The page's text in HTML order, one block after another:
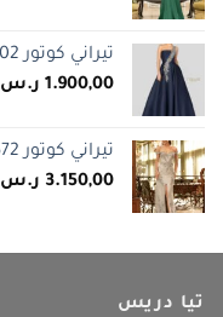
تيراني كوتور Terani Couture 1912E9202
1.900,00 ر.س
تيراني كوتور Terani Couture 1912GL9572
3.150,00 ر.س
تيا دريس